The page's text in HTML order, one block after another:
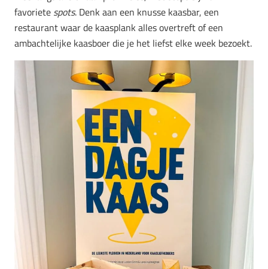
favoriete spots. Denk aan een knusse kaasbar, een
restaurant waar de kaasplank alles overtreft of een
ambachtelijke kaasboer die je het liefst elke week bezoekt.